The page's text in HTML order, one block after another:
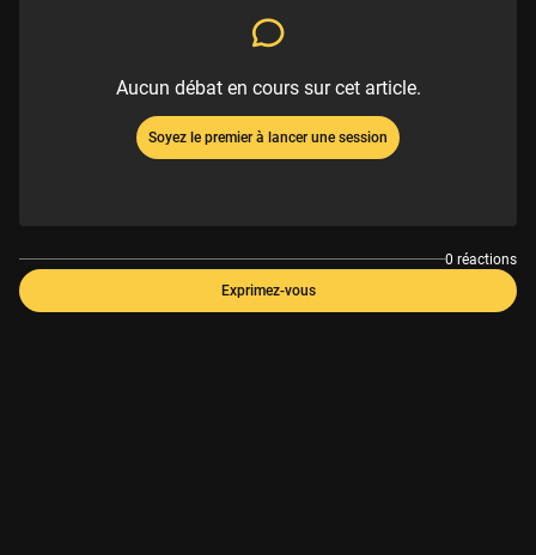
Aucun débat en cours sur cet article.
Soyez le premier à lancer une session
0 réactions
Exprimez-vous